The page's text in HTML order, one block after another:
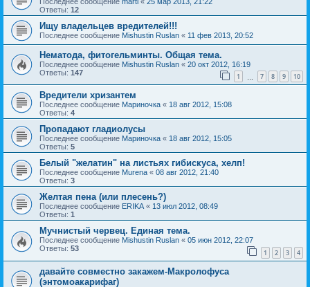
Ответы: 12
Ищу владельцев вредителей!!!
Последнее сообщение Mishustin Ruslan « 11 фев 2013, 20:52
Нематода, фитогельминты. Общая тема.
Последнее сообщение Mishustin Ruslan « 20 окт 2012, 16:19
Ответы: 147 1 7 8 9 10
Вредители хризантем
Последнее сообщение Мариночка « 18 авг 2012, 15:08
Ответы: 4
Пропадают гладиолусы
Последнее сообщение Мариночка « 18 авг 2012, 15:05
Ответы: 5
Белый "желатин" на листьях гибискуса, хелп!
Последнее сообщение Murena « 08 авг 2012, 21:40
Ответы: 3
Желтая пена (или плесень?)
Последнее сообщение ERIKA « 13 июл 2012, 08:49
Ответы: 1
Мучнистый червец. Единая тема.
Последнее сообщение Mishustin Ruslan « 05 июн 2012, 22:07
Ответы: 53 1 2 3 4
давайте совместно закажем-Макролофуса
(энтомоакарифаг)